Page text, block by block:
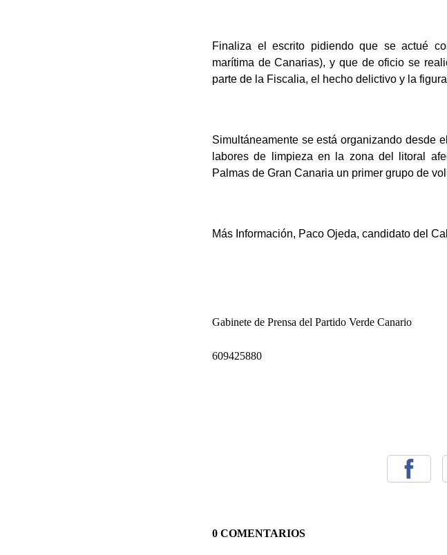
Finaliza el escrito pidiendo que se actué
marítima de Canarias), y que de oficio se
parte de la Fiscalia, el hecho delictivo y la
Simultáneamente se está organizando desde
labores de limpieza en la zona del litoral
Palmas de Gran Canaria un primer grupo de
Más Información, Paco Ojeda, candidato del
Gabinete de Prensa del Partido Verde Canario
609425880
0 COMENTARIOS